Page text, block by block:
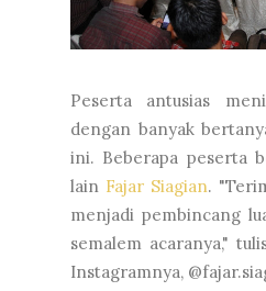
Peserta antusias
dengan banyak
ini. Beberapa peserta
lain Fajar Siagian.
menjadi pembincang
semalem acaranya,"
Instagramnya,